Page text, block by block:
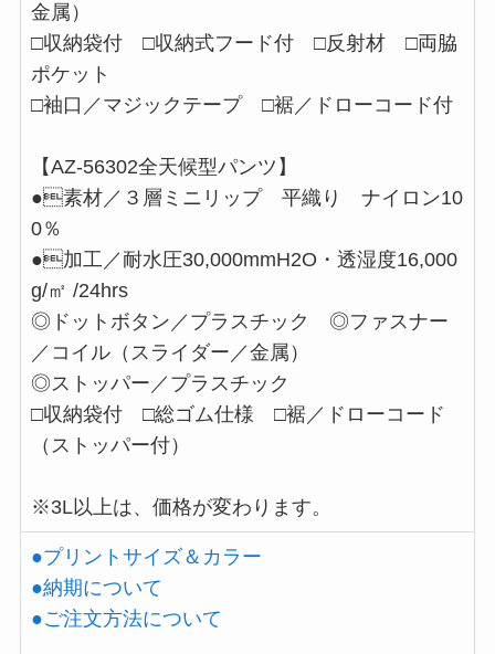
金属）
□収納袋付 □収納式フード付 □反射材 □両脇
ポケット
□袖口／マジックテープ □裾／ドローコード付
【AZ-56302全天候型パンツ】
●素材／３層ミニリップ 平織り ナイロン10
0％
●加工／耐水圧30,000mmH2O・透湿度16,000
g/㎡ /24hrs
◎ドットボタン／プラスチック ◎ファスナー
／コイル（スライダー／金属）
◎ストッパー／プラスチック
□収納袋付 □総ゴム仕様 □裾／ドローコード
（ストッパー付）
※3L以上は、価格が変わります。
●プリントサイズ＆カラー
●納期について
●ご注文方法について